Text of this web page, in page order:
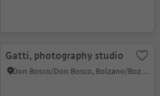
Gatti, photography studio
Don Bosco/Don Bosco, Bolzano/Bozen, Bolzano/Bozen and environs